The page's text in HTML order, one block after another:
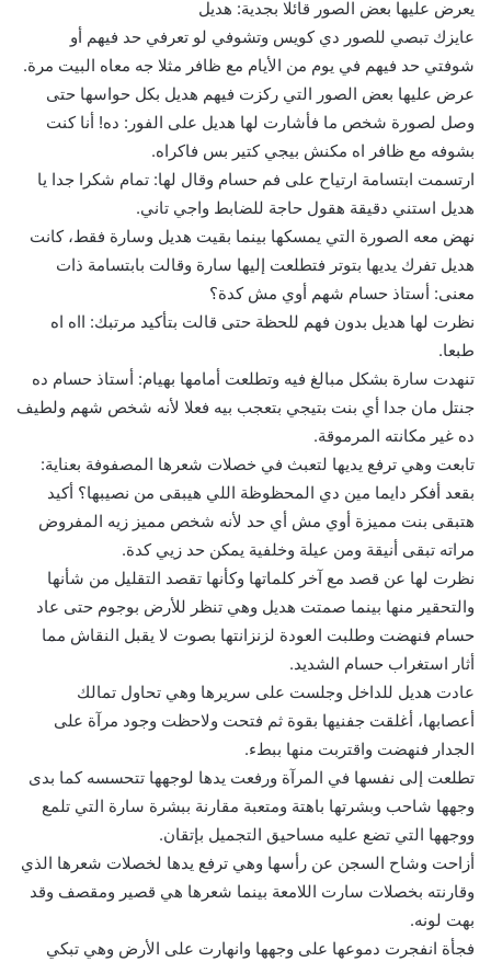
يعرض عليها بعض الصور قائلا بجدية: هديل
عايزك تبصي للصور دي كويس وتشوفي لو تعرفي حد فيهم أو
شوفتي حد فيهم في يوم من الأيام مع ظافر مثلا جه معاه البيت مرة.
عرض عليها بعض الصور التي ركزت فيهم هديل بكل حواسها حتى
وصل لصورة شخص ما فأشارت لها هديل على الفور: ده! أنا كنت
بشوفه مع ظافر اه مكنش بيجي كتير بس فاكراه.
ارتسمت ابتسامة ارتياح على فم حسام وقال لها: تمام شكرا جدا يا
هديل استني دقيقة هقول حاجة للضابط واجي تاني.
نهض معه الصورة التي يمسكها بينما بقيت هديل وسارة فقط، كانت
هديل تفرك يديها بتوتر فتطلعت إليها سارة وقالت بابتسامة ذات
معنى: أستاذ حسام شهم أوي مش كدة؟
نظرت لها هديل بدون فهم للحظة حتى قالت بتأكيد مرتبك: ااه اه
طبعا.
تنهدت سارة بشكل مبالغ فيه وتطلعت أمامها بهيام: أستاذ حسام ده
جنتل مان جدا أي بنت بتيجي بتعجب بيه فعلا لأنه شخص شهم ولطيف
ده غير مكانته المرموقة.
تابعت وهي ترفع يديها لتعبث في خصلات شعرها المصفوفة بعناية:
بقعد أفكر دايما مين دي المحظوظة اللي هيبقى من نصيبها؟ أكيد
هتبقى بنت مميزة أوي مش أي حد لأنه شخص مميز زيه المفروض
مراته تبقى أنيقة ومن عيلة وخلفية يمكن حد زيي كدة.
نظرت لها عن قصد مع آخر كلماتها وكأنها تقصد التقليل من شأنها
والتحقير منها بينما صمتت هديل وهي تنظر للأرض بوجوم حتى عاد
حسام فنهضت وطلبت العودة لزنزانتها بصوت لا يقبل النقاش مما
أثار استغراب حسام الشديد.
عادت هديل للداخل وجلست على سريرها وهي تحاول تمالك
أعصابها، أغلقت جفنيها بقوة ثم فتحت ولاحظت وجود مرآة على
الجدار فنهضت واقتربت منها ببطء.
تطلعت إلى نفسها في المرآة ورفعت يدها لوجهها تتحسسه كما بدى
وجهها شاحب وبشرتها باهتة ومتعبة مقارنة ببشرة سارة التي تلمع
ووجهها التي تضع عليه مساحيق التجميل بإتقان.
أزاحت وشاح السجن عن رأسها وهي ترفع يدها لخصلات شعرها الذي
وقارنته بخصلات سارت اللامعة بينما شعرها هي قصير ومقصف وقد
بهت لونه.
فجأة انفجرت دموعها على وجهها وانهارت على الأرض وهي تبكي